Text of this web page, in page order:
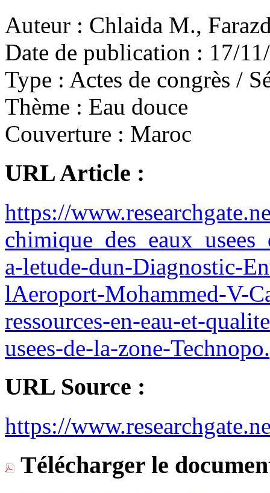
Auteur : Chlaida M.,
Date de publication : 17/
Type : Actes de congrès /
Thème : Eau douce
Couverture : Maroc
URL Article :
https://
a-letude-dun-Diagnostic-
lAeroport-Mohammed-V-
ressources-en-eau-et-
usees-de-la-zone-
URL Source :
https://
Télécharger le